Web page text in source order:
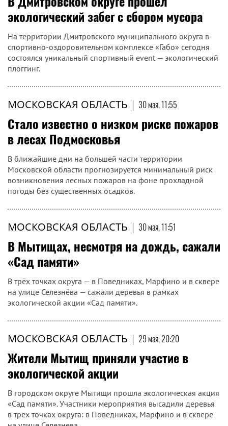
экологический забег с сбором мусора
На территории Дмитровского муниципального округа в
спортивно-оздоровительном комплексе «Габо» сегодня
состоялся уникальный спортивный event — экологический
плоггинг.
МОСКОВСКАЯ ОБЛАСТЬ | 30 мая, 11:55
Стало известно о низком риске пожаров
в лесах Подмосковья
В ближайшие дни на большей части территории
Московской области прогнозируется минимальный риск
возникновения лесных пожаров на фоне прохладной
погоды без существенных осадков.
МОСКОВСКАЯ ОБЛАСТЬ | 30 мая, 11:51
В Мытищах, несмотря на дождь, сажали
«Сад памяти»
В трёх точках округа — в Поведниках, Марфино и в сквере
на улице Селезнёва — сажали деревья в рамках
экологической акции «Сад памяти».
МОСКОВСКАЯ ОБЛАСТЬ | 29 мая, 20:20
Жители Мытищ приняли участие в
экологической акции
В городском округе Мытищи прошла экологическая акция
«Сад памяти». Участники мероприятия высадили деревья
в трех точках округа: в Поведниках, Марфино и в сквере